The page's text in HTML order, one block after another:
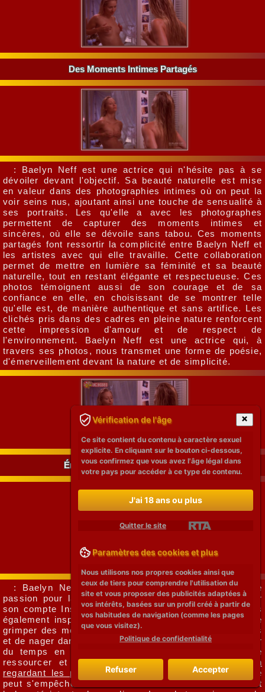
Des Moments Intimes Partagés
: Baelyn Neff est une actrice qui n'hésite pas à se
dévoiler devant l'objectif. Sa beauté naturelle est mise
en valeur dans des photographies intimes où on peut la
voir seins nus, ajoutant ainsi une touche de sensualité à
ses portraits. Les qu'elle a avec les photographes
permettent de capturer des moments intimes et
sincères, où elle se dévoile sans tabou. Ces moments
partagés font ressortir la complicité entre Baelyn Neff et
les artistes avec qui elle travaille. Cette collaboration
permet de mettre en lumière sa féminité et sa beauté
naturelle, tout en restant élégante et respectueuse. Ces
photos témoignent aussi de son courage et de sa
confiance en elle, en choisissant de se montrer telle
qu'elle est, de manière authentique et sans artifice. Les
clichés pris dans des cadres en pleine nature renforcent
cette impression d'amour et de respect de
l'environnement. Baelyn Neff est une actrice qui, à
travers ses photos, nous transmet une forme de poésie,
d'émerveillement devant la nature et de simplicité.
Émerveillement Devant La Nature
: Baelyn Neff est une actrice qui a clairement une
passion pour la nature. Les photos qu'elle partage sur
son compte Instagram sont non seulement belles, mais
également inspirantes. On peut voir Baelyn en train de
grimper des montagnes, de se promener dans les forêts
et de nager dans les rivières. Cette actrice adore passer
du temps en pleine nature, ce qui lui permet de se
ressourcer et de se connecter avec elle-même.En
regardant les photos de Baelyn dans la nature, on ne
peut s'empêcher de ressentir un émerveillement devant
Vérification de l'âge
Ce site contient du contenu à caractère sexuel
explicite. En cliquant sur le bouton ci-dessous,
vous confirmez que vous avez l'âge légal dans
votre pays pour accéder à ce type de contenu.
J'ai 18 ans ou plus
Quitter le site
Paramètres des cookies et plus
Nous utilisons nos propres cookies ainsi que
ceux de tiers pour comprendre l'utilisation du
site et vous proposer des publicités adaptées à
vos intérêts, basées sur un profil créé à partir de
vos habitudes de navigation (comme les pages
que vous visitez).
Politique de confidentialité
Refuser Accepter